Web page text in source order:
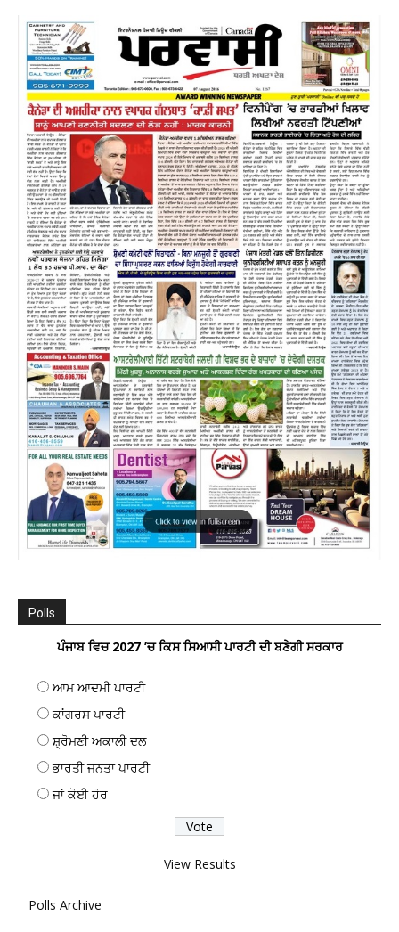
Polls
ਪੰਜਾਬ ਵਿਚ 2027 ’ਚ ਕਿਸ ਸਿਆਸੀ ਪਾਰਟੀ ਦੀ ਬਣੇਗੀ ਸਰਕਾਰ
ਆਮ ਆਦਮੀ ਪਾਰਟੀ
ਕਾਂਗਰਸ ਪਾਰਟੀ
ਸ਼੍ਰੋਮਣੀ ਅਕਾਲੀ ਦਲ
ਭਾਰਤੀ ਜਨਤਾ ਪਾਰਟੀ
ਜਾਂ ਕੋਈ ਹੋਰ
View Results
Polls Archive